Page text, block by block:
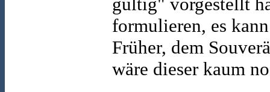
formulieren, es
Früher, dem
wäre dieser kaum